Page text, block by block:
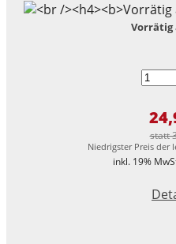
Vorrätig
statt
Niedrigster Preis der
inkl. 19%